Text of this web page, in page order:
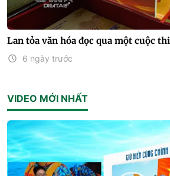
Lan tỏa văn hóa đọc qua một cuộc thi
6 ngày trước
VIDEO MỚI NHẤT